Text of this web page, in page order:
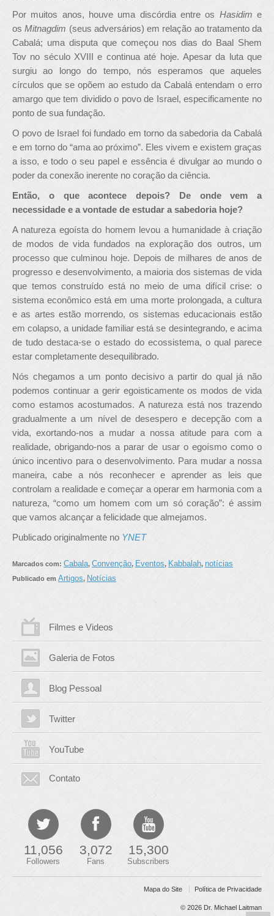
Por muitos anos, houve uma discórdia entre os Hasidim e
osMitnagdim (seus adversários) em relação ao tratamento da
Cabalá; uma disputa que começou nos dias do Baal Shem
Tov no século XVIII e continua até hoje. Apesar da luta que
surgiu ao longo do tempo, nós esperamos que aqueles
círculos que se opõem ao estudo da Cabalá entendam o erro
amargo que tem dividido o povo de Israel, especificamente no
ponto de sua fundação.
O povo de Israel foi fundado em torno da sabedoria da Cabalá
e em torno do “ama ao próximo”. Eles vivem e existem graças
a isso, e todo o seu papel e essência é divulgar ao mundo o
poder da conexão inerente no coração da ciência.
Então, o que acontece depois? De onde vem a
necessidade e a vontade de estudar a sabedoria hoje?
A natureza egoísta do homem levou a humanidade à criação
de modos de vida fundados na exploração dos outros, um
processo que culminou hoje. Depois de milhares de anos de
progresso e desenvolvimento, a maioria dos sistemas de vida
que temos construído está no meio de uma difícil crise: o
sistema econômico está em uma morte prolongada, a cultura
e as artes estão morrendo, os sistemas educacionais estão
em colapso, a unidade familiar está se desintegrando, e acima
de tudo destaca-se o estado do ecossistema, o qual parece
estar completamente desequilibrado.
Nós chegamos a um ponto decisivo a partir do qual já não
podemos continuar a gerir egoisticamente os modos de vida
como estamos acostumados. A natureza está nos trazendo
gradualmente a um nível de desespero e decepção com a
vida, exortando-nos a mudar a nossa atitude para com a
realidade, obrigando-nos a parar de usar o egoísmo como o
único incentivo para o desenvolvimento. Para mudar a nossa
maneira, cabe a nós reconhecer e aprender as leis que
controlam a realidade e começar a operar em harmonia com a
natureza, “como um homem com um só coração”: é assim
que vamos alcançar a felicidade que almejamos.
Publicado originalmente no YNET
Marcados com: Cabala, Convenção, Eventos, Kabbalah, notícias
Publicado em Artigos, Notícias
Filmes e Videos
Galeria de Fotos
Blog Pessoal
Twitter
YouTube
Contato
11,056
Followers
3,072
Fans
15,300
Subscribers
Mapa do Site Política de Privacidade
© 2026 Dr. Michael Laitman